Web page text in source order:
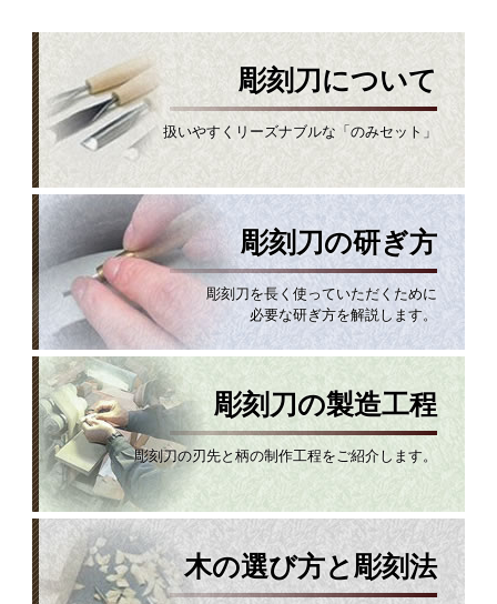
彫刻刀について
扱いやすくリーズナブルな「のみセット」
彫刻刀の研ぎ方
彫刻刀を長く使っていただくために
必要な研ぎ方を解説します。
彫刻刀の製造工程
彫刻刀の刃先と柄の制作工程をご紹介します。
木の選び方と彫刻法